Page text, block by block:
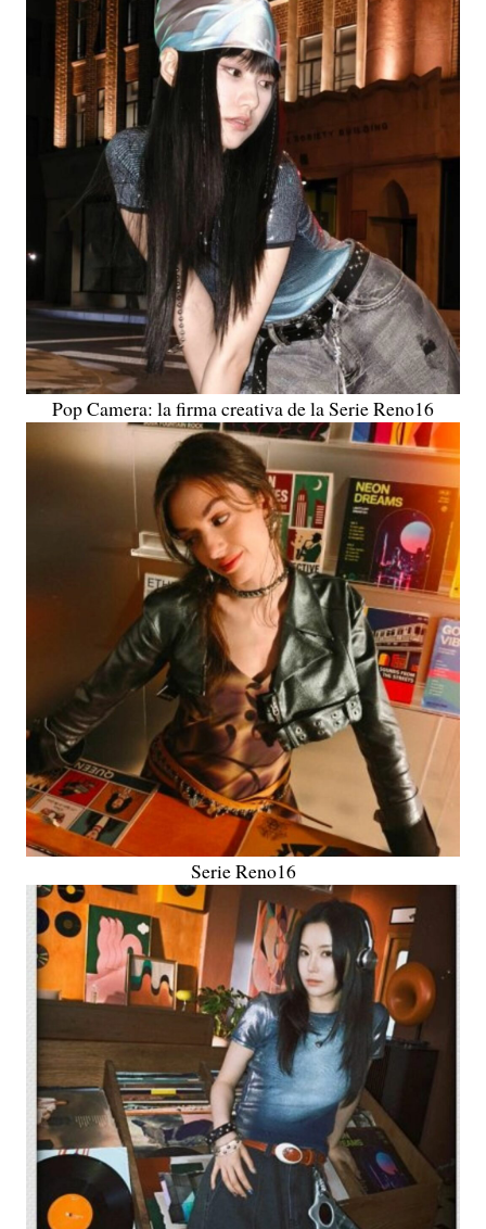
Pop Camera: la firma creativa de la Serie Reno16
Serie Reno16